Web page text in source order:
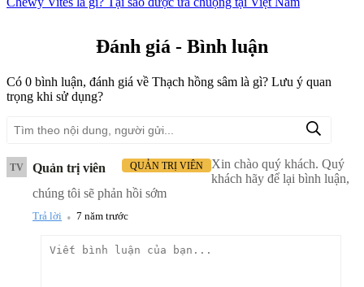
Đánh giá - Bình luận
Có 0 bình luận, đánh giá về Thạch hồng sâm là gì? Lưu ý quan
trọng khi sử dụng?
TV Quản trị viên QUẢN TRỊ VIÊN
Xin chào quý khách. Quý
khách hãy để lại bình luận,
chúng tôi sẽ phản hồi sớm
Trả lời . 7 năm trước